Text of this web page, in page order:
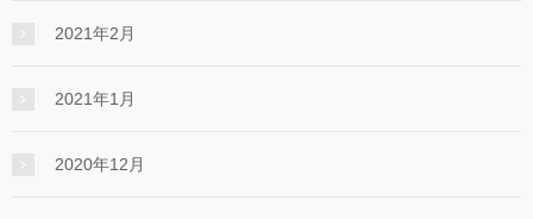
2021年2月
2021年1月
2020年12月